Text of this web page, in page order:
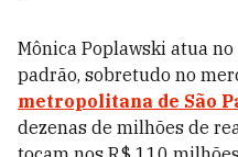
Mônica Poplawski atua
padrão, sobretudo no
metropolitana de São
dezenas de milhões de